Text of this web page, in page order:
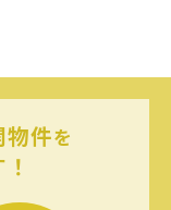
件を